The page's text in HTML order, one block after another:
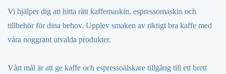
Vi hjälper dig att hitta rätt kaffemaskin, espressomaskin och
tillbehör för dina behov. Upplev smaken av riktigt bra kaffe med
våra noggrant utvalda produkter.
Vårt mål är att ge kaffe och espressoälskare tillgång till ett brett